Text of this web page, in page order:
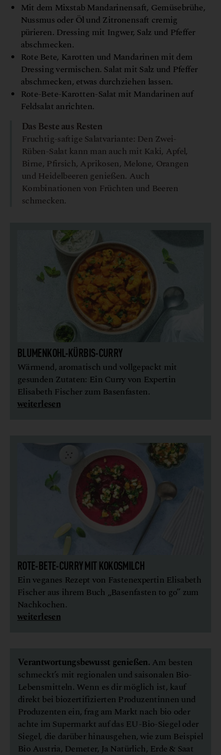
Mit dem Mixstab Mandarinensaft, Gemüsebrühe,
Nussmus oder Öl und Zitronensaft cremig
pürieren. Dressing mit Ingwer, Salz und Pfeffer
abschmecken.
Rote Bete, Karotten und Mandarinen mit dem
Dressing vermischen. Salat mit Salz und Pfeffer
abschmecken, etwas durchziehen lassen.
Rote-Bete-Karotten-Salat mit Mandarinen auf
Feldsalat anrichten.
Das Beste aus Resten
Fruchtig-saftige Salatvariante: Den Zwei-
Rüben-Salat kann man auch mit Kaki, Apfel,
Birne, Pfirsich, Aprikosen, Melone, Orangen
und Heidelbeeren genießen. Auch
Kombinationen von Früchten und Beeren
schmecken.
BLUMENKOHL-KÜRBIS-CURRY
Wärmend, aromatisch und vollgepackt mit
gesunden Zutaten: Ein Curry von Expertin
Elisabeth Fischer zum Basenfasten.
weiterlesen
ROTE-BETE-CURRY MIT KOKOSMILCH
Ein veganes Rezept von Fastenexpertin Elisabeth
Fischer aus ihrem Buch „Basenfasten to go” zum
Nachkochen.
weiterlesen
Verantwortungsbewusst genießen.Am besten
schmeckt’s mit regionalen und saisonalen Bio-
Lebensmitteln. Wenn es dir möglich ist, kauf
direkt bei biozertifizierten Produzentinnen und
Produzenten ein, frag am Markt nach bio oder
achte im Supermarkt auf das EU-Bio-Siegel oder
Siegel, die darüber hinausgehen, wie zum Beispiel
Bio Austria, Demeter, Ja Natürlich, Erde & Saat